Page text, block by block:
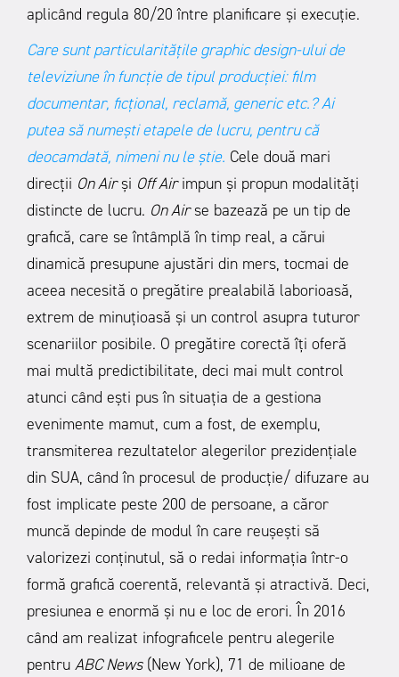
aplicând regula 80/20 între planificare și execuție.
Care sunt particularitățile graphic design-ului de
televiziune în funcție de tipul producției: film
documentar, ficțional, reclamă, generic etc.? Ai
putea să numești etapele de lucru, pentru că
deocamdată, nimeni nu le știe. Cele două mari
direcții On Airși Off Airimpun și propun modalități
distincte de lucru. On Airse bazează pe un tip de
grafică, care se întâmplă în timp real, a cărui
dinamică presupune ajustări din mers, tocmai de
aceea necesită o pregătire prealabilă laborioasă,
extrem de minuțioasă și un control asupra tuturor
scenariilor posibile. O pregătire corectă îți oferă
mai multă predictibilitate, deci mai mult control
atunci când ești pus în situația de a gestiona
evenimente mamut, cum a fost, de exemplu,
transmiterea rezultatelor alegerilor prezidențiale
din SUA, când în procesul de producție/ difuzare au
fost implicate peste 200 de persoane, a căror
muncă depinde de modul în care reușești să
valorizezi conținutul, să o redai informația într-o
formă grafică coerentă, relevantă și atractivă. Deci,
presiunea e enormă și nu e loc de erori. În 2016
când am realizat infograficele pentru alegerile
pentru ABC News(New York), 71 de milioane de